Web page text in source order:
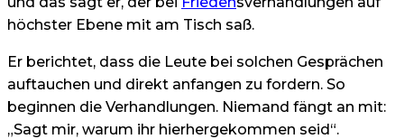
höchster Ebene mit am Tisch saß.
Er berichtet, dass die Leute bei solchen Gesprächen
auftauchen und direkt anfangen zu fordern. So
beginnen die Verhandlungen. Niemand fängt an mit:
„Sagt mir, warum ihr hierhergekommen seid“.